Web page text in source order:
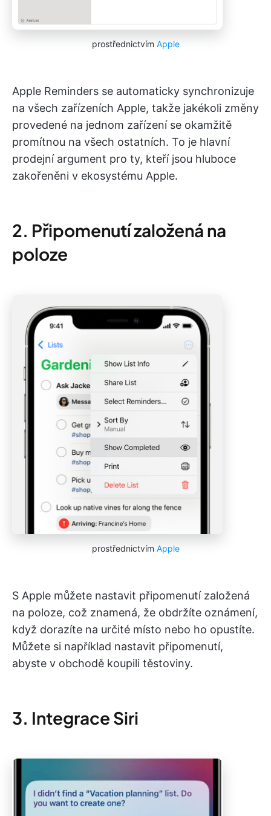
prostřednictvím Apple
Apple Reminders se automaticky synchronizuje
na všech zařízeních Apple, takže jakékoli změny
provedené na jednom zařízení se okamžitě
promítnou na všech ostatních. To je hlavní
prodejní argument pro ty, kteří jsou hluboce
zakořeněni v ekosystému Apple.
2. Připomenutí založená na
poloze
prostřednictvím Apple
S Apple můžete nastavit připomenutí založená
na poloze, což znamená, že obdržíte oznámení,
když dorazíte na určité místo nebo ho opustíte.
Můžete si například nastavit připomenutí,
abyste v obchodě koupili těstoviny.
3. Integrace Siri